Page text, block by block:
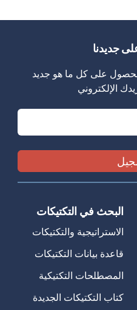
جديدنا
على كل ما هو جديد
الإلكتروني
البحث في التكتيكات
الاستراتيجية والتكتيكات
قاعدة بيانات التكتيكات
المصطلحات التكتيكية
كتاب التكتيكات الجديدة